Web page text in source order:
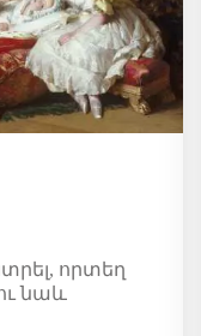
որտեղ
նաև